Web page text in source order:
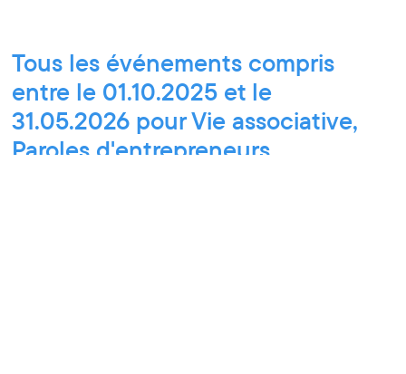
Tous les événements compris
entre le 01.10.2025 et le
31.05.2026 pour Vie associative,
Paroles d'entrepreneurs